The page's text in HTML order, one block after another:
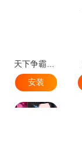
天下争霸三国志
安装